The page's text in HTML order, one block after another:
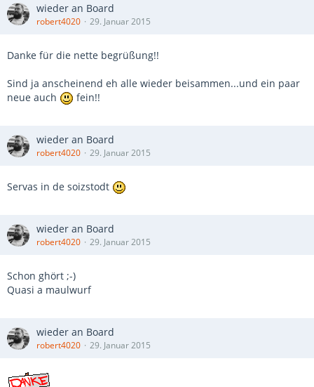
wieder an Board
robert4020 29. Januar 2015
Danke für die nette begrüßung!!
Sind ja anscheinend eh alle wieder beisammen...und ein paar
neue auch
fein!!
wieder an Board
robert4020 29. Januar 2015
Servas in de soizstodt
wieder an Board
robert4020 29. Januar 2015
Schon ghört ;-)
Quasi a maulwurf
wieder an Board
robert4020 29. Januar 2015